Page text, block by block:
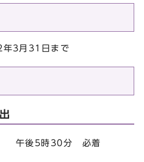
3月31日まで
午後5時30分 必着